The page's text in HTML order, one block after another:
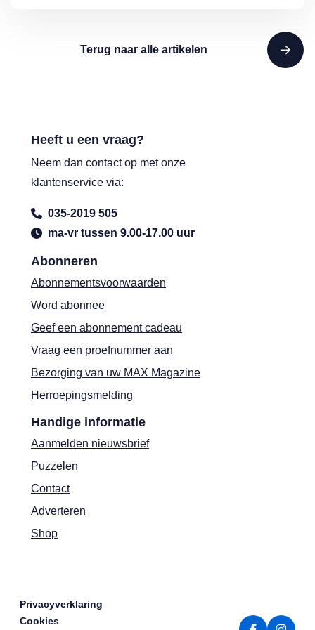
Terug naar alle artikelen
Abonneren
Abonnementsvoorwaarden
Word abonnee
Geef een abonnement cadeau
Vraag een proefnummer aan
Bezorging van uw MAX Magazine
Herroepingsmelding
Handige informatie
Aanmelden nieuwsbrief
Puzzelen
Contact
Adverteren
Shop
Heeft u een vraag?
Neem dan contact op met onze
klantenservice via:
035-2019 505
ma-vr tussen 9.00-17.00 uur
Privacyverklaring
Cookies